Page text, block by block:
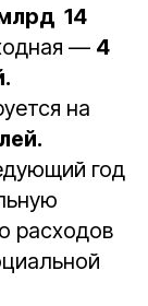
14
— 4
на
год
расходов